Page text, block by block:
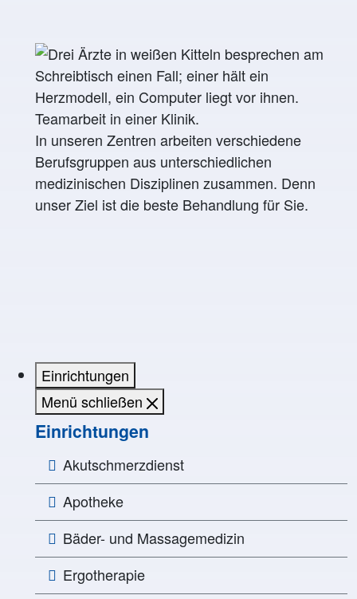
In unseren Zentren arbeiten verschiedene
Berufsgruppen aus unterschiedlichen
medizinischen Disziplinen zusammen. Denn
unser Ziel ist die beste Behandlung für Sie.
Einrichtungen
Menü schließen
Einrichtungen
Akutschmerzdienst
Apotheke
Bäder- und Massagemedizin
Ergotherapie